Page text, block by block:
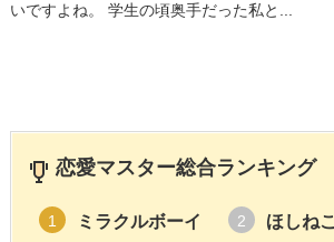
いですよね。 学生の頃奥手だった私と...
恋愛マスター総合ランキング
1 ミラクルボーイ 2 ほしねこ